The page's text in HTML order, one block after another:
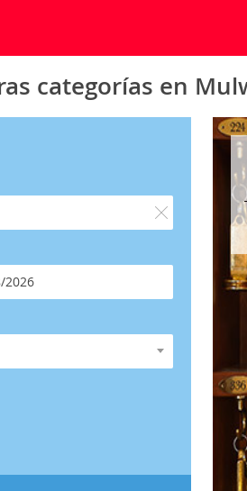
categorías en